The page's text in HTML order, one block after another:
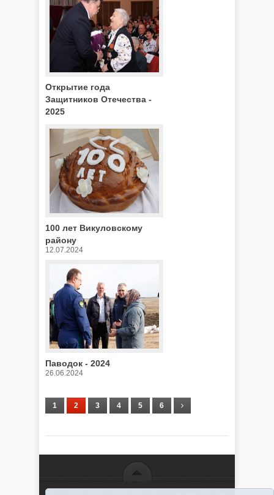
Открытие года
Защитников Отечества -
2025
100 лет Викуловскому
району
12.07.2024
Паводок - 2024
26.06.2024
1 2 3 4 5 6